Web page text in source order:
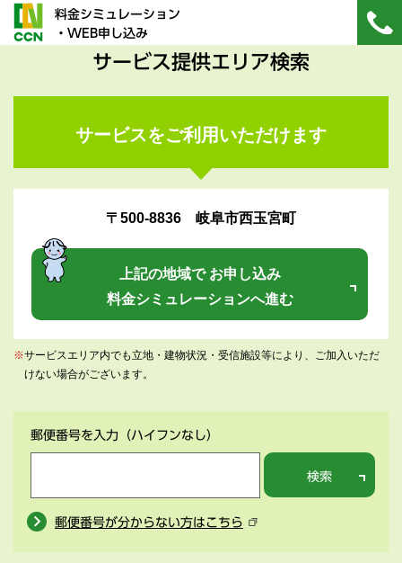
料金シミュレーション
・WEB申し込み
サービス提供エリア検索
サービスをご利用いただけます
〒500-8836 岐阜市西玉宮町
上記の地域で お申し込み
料金シミュレーションへ進む
※サービスエリア内でも立地・建物状況・受信施設等により、ご加入いただ
けない場合がございます。
郵便番号を入力 （ハイフンなし）
検索
郵便番号が分からない方はこちら